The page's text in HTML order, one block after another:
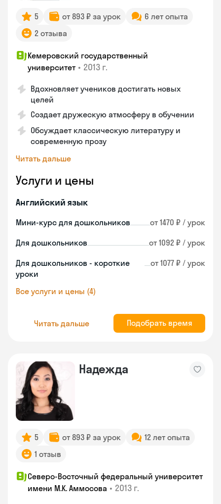
5 от 893 ₽ за урок
6 лет опыта
2 отзыва
Кемеровский государственный
университет • 2013 г.
Вдохновляет учеников достигать новых
целей
Создает дружескую атмосферу в обучении
Обсуждает классическую литературу и
современную прозу
Читать дальше
Услуги и цены
Английский язык
Мини-курс для дошкольников от 1470 ₽ / урок
Для дошкольников от 1092 ₽ / урок
Для дошкольников - короткие
уроки
от 1077 ₽ / урок
Все услуги и цены (4)
Читать дальше Подобрать время
Надежда
5 от 893 ₽ за урок
12 лет опыта
1 отзыв
Северо-Восточный федеральный университет
имени М.К. Аммосова • 2013 г.